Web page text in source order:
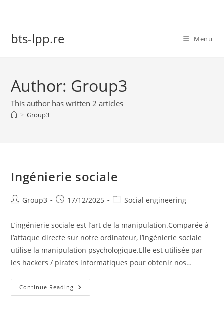
bts-lpp.re Menu
Author: Group3
This author has written 2 articles
> Group3
Ingénierie sociale
PostGroup3
Post17/12/2025
PostSocial engineering
L’ingénierie sociale est l’art de la manipulation.Comparée à
l’attaque directe sur notre ordinateur, l’ingénierie sociale
utilise la manipulation psychologique.Elle est utilisée par
les hackers / pirates informatiques pour obtenir nos…
Continue Reading Ingénierie
Sociale